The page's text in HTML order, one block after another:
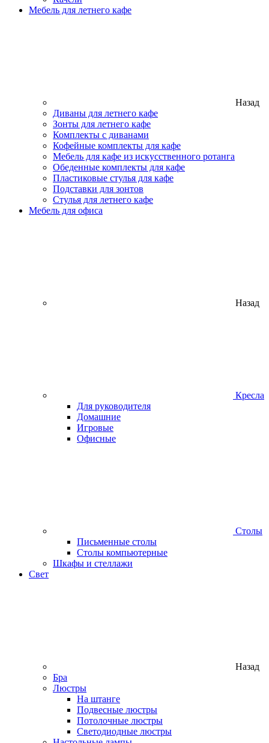
Мебель для летнего кафе
Назад
Диваны для летнего кафе
Зонты для летнего кафе
Комплекты с диванами
Кофейные комплекты для кафе
Мебель для кафе из искусственного ротанга
Обеденные комплекты для кафе
Пластиковые стулья для кафе
Подставки для зонтов
Стулья для летнего кафе
Мебель для офиса
Назад
Кресла
Для руководителя
Домашние
Игровые
Офисные
Столы
Письменные столы
Столы компьютерные
Шкафы и стеллажи
Свет
Назад
Бра
Люстры
На штанге
Подвесные люстры
Потолочные люстры
Светодиодные люстры